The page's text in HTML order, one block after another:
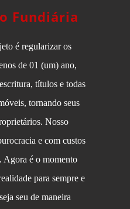
Fundiária
é regularizar os
de 01 (um) ano,
títulos e todas
tornando seus
Nosso
e com custos
Agora é o momento
para sempre e
seu de maneira